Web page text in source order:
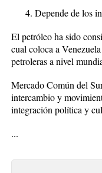
Depende de los
El petróleo ha sido
cual coloca a
petroleras a nivel
Mercado Común del
intercambio y
integración política y
...